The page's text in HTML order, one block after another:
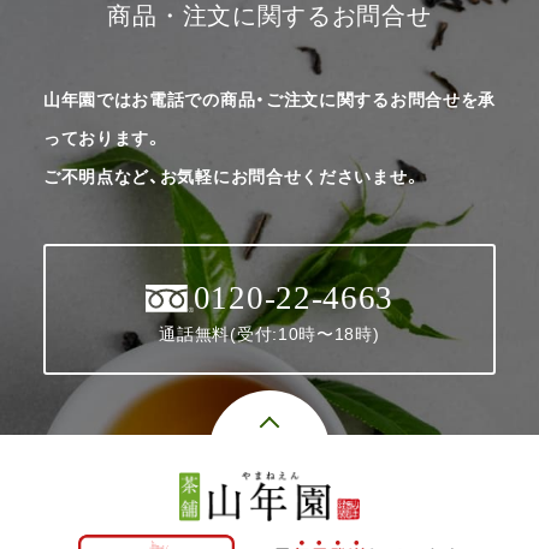
商品・注文に関するお問合せ
山年園ではお電話での商品・ご注文に関するお問合せを承
っております。
ご不明点など、お気軽にお問合せくださいませ。
0120-22-4663
通話無料(受付:10時〜18時)